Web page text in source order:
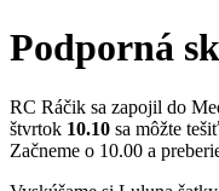
Podporná
RC Ráčik sa zapojil do
štvrtok 10.10 sa môžte
Začneme o 10.00 a